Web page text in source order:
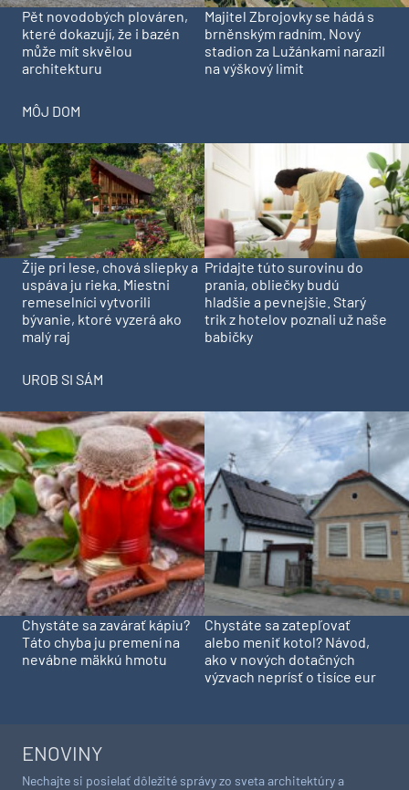
Pět novodobých plováren,
které dokazují, že i bazén
může mít skvělou
architekturu
Majitel Zbrojovky se hádá s
brněnským radním. Nový
stadion za Lužánkami narazil
na výškový limit
MÔJ DOM
Žije pri lese, chová sliepky a
uspáva ju rieka. Miestni
remeselníci vytvorili
bývanie, ktoré vyzerá ako
malý raj
Pridajte túto surovinu do
prania, obliečky budú
hladšie a pevnejšie. Starý
trik z hotelov poznali už naše
babičky
UROB SI SÁM
Chystáte sa zavárať kápiu?
Táto chyba ju premení na
nevábne mäkkú hmotu
Chystáte sa zatepľovať
alebo meniť kotol? Návod,
ako v nových dotačných
výzvach neprísť o tisíce eur
ENOVINY
Nechajte si posielať dôležité správy zo sveta architektúry a